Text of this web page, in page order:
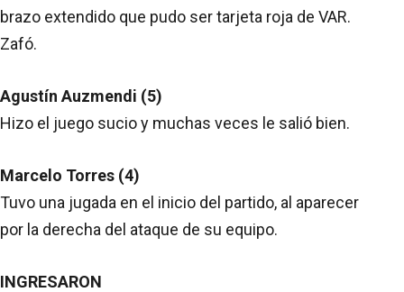
brazo extendido que pudo ser tarjeta roja de VAR.
Zafó.
Agustín Auzmendi (5)
Hizo el juego sucio y muchas veces le salió bien.
Marcelo Torres (4)
Tuvo una jugada en el inicio del partido, al aparecer
por la derecha del ataque de su equipo.
INGRESARON